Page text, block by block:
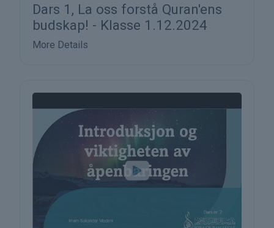
Dars 1, La oss forstå Quran'ens
budskap! - Klasse 1.12.2024
More Details